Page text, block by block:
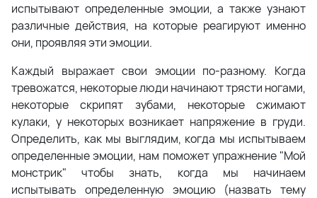
испытывают определенные эмоции, а также узнают
различные действия, на которые реагируют именно
они, проявляя эти эмоции.
Каждый выражает свои эмоции по-разному. Когда
тревожатся, некоторые люди начинают трясти ногами,
некоторые скрипят зубами, некоторые сжимают
кулаки, у некоторых возникает напряжение в груди.
Определить, как мы выглядим, когда мы испытываем
определенные эмоции, нам поможет упражнение "Мой
монстрик" чтобы знать, когда мы начинаем
испытывать определенную эмоцию (назвать тему